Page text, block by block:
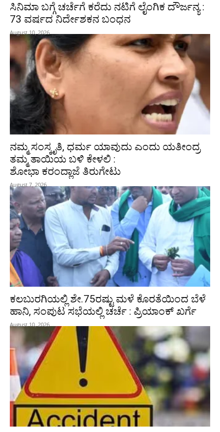
ಸಿನಿಮಾ ಬಗ್ಗೆ ಚರ್ಚೆಗೆ ಕರೆದು ನಟಿಗೆ ಲೈಂಗಿಕ ದೌರ್ಜನ್ಯ :
73 ವರ್ಷದ ನಿರ್ದೇಶಕನ ಬಂಧನ
August 10, 2026
ನಮ್ಮ ಸಂಸ್ಕೃತಿ, ಧರ್ಮ ಯಾವುದು ಎಂದು ಯತೀಂದ್ರ
ತಮ್ಮ ತಾಯಿಯ ಬಳಿ ಕೇಳಲಿ :
ಶೋಭಾ ಕರಂದ್ಲಾಜೆ ತಿರುಗೇಟು
August 7, 2026
ಕಲಬುರಗಿಯಲ್ಲಿ ಶೇ.75ರಷ್ಟು ಮಳೆ ಕೊರತೆಯಿಂದ ಬೆಳೆ
ಹಾನಿ, ಸಂಪುಟ‌ ಸಭೆಯಲ್ಲಿ ಚರ್ಚೆ : ಪ್ರಿಯಾಂಕ್ ಖರ್ಗೆ
August 10, 2026